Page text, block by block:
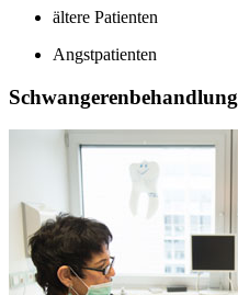
ältere Patienten
Angstpatienten
Schwangerenbehandlung